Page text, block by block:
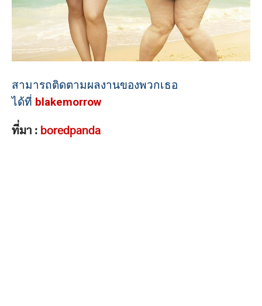
สามารถติดตามผลงานของพวกเธอ
ได้ที่ blakemorrow
ที่มา : boredpanda